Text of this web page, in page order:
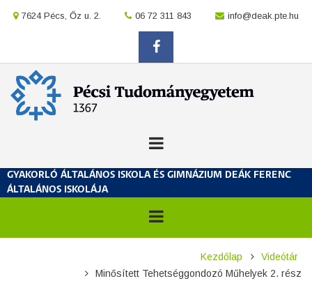
location
7624 Pécs, Őz u. 2. location
06 72 311 843 location
info@deak.pte.hu
facebook
GYAKORLÓ ÁLTALÁNOS ISKOLA ÉS GIMNÁZIUM DEÁK FERENC
ÁLTALÁNOS ISKOLÁJA
Morzsa Kezdőlap
Videótár
Minősített Tehetséggondozó Műhelyek 2. rész